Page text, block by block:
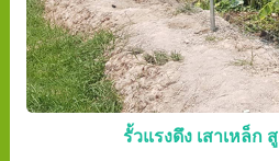
รั้วแรงดึง เสาเหล็ก